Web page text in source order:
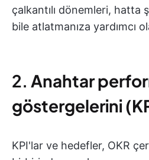
çalkantılı dönemleri, hatta
bile atlatmanıza yardımcı
2. Anahtar
göstergelerini
KPI'lar ve hedefler, OKR